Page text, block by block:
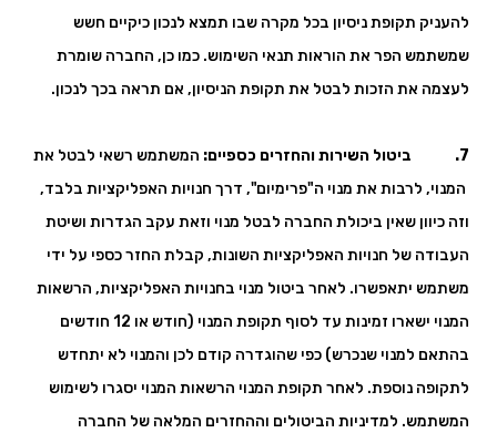
להעניק תקופת ניסיון בכל מקרה שבו תמצא לנכון כיקיים חשש
שמשתמש הפר את הוראות תנאי השימוש. כמו כן, החברה שומרת
לעצמה את הזכות לבטל את תקופת הניסיון, אם תראה בכך לנכון.
7. ביטול השירות והחזרים כספיים:
המשתמש רשאי לבטל את
המנוי, לרבות את מנוי ה"פרימיום", דרך חנויות האפליקציות בלבד,
וזה כיוון שאין ביכולת החברה לבטל מנוי וזאת עקב הגדרות ושיטת
העבודה של חנויות האפליקציות השונות, קבלת החזר כספי על ידי
משתמש יתאפשרו. לאחר ביטול מנוי בחנויות האפליקציות, הרשאות
המנוי ישארו זמינות עד לסוף תקופת המנוי (חודש או 12 חודשים
בהתאם למנוי שנכרש) כפי שהוגדרה קודם לכן והמנוי לא יתחדש
לתקופה נוספת. לאחר תקופת המנוי הרשאות המנוי יסגרו לשימוש
המשתמש. למדיניות הביטולים וההחזרים המלאה של החברה